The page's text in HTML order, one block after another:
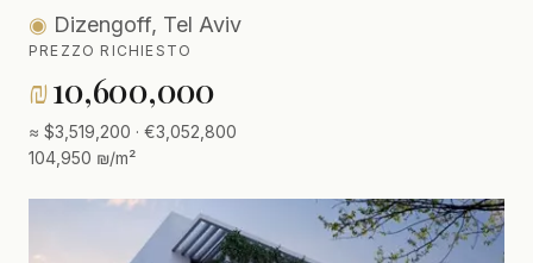
◉ Dizengoff, Tel Aviv
PREZZO RICHIESTO
₪10,600,000
≈ $3,519,200 · €3,052,800
104,950 ₪/m²